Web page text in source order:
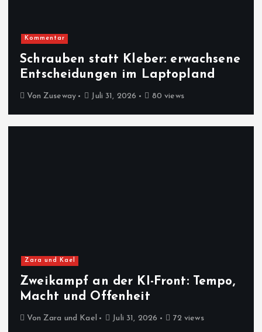
Kommentar
Schrauben statt Kleber: erwachsene
Entscheidungen im Laptopland
Von Zuseway Juli 31, 2026 80 views
Zara und Kael
Zweikampf an der KI-Front: Tempo,
Macht und Offenheit
Von Zara und Kael Juli 31, 2026 72 views